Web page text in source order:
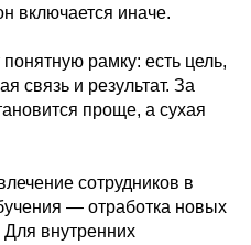
включается иначе.
рамку: есть цель,
связь и результат. За
проще, а сухая
сотрудников в
— отработка новых
Для внутренних